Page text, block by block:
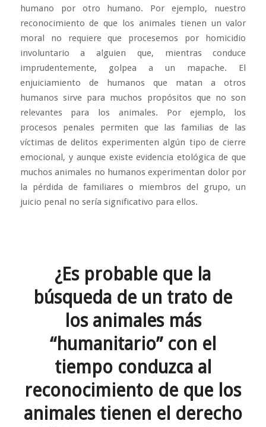
humano por otro humano. Por ejemplo, nuestro
reconocimiento de que los animales tienen un valor
moral no requiere que procesemos por homicidio
involuntario a alguien que, mientras conduce
imprudentemente, golpea a un mapache. El
enjuiciamiento de humanos que matan a otros
humanos sirve para muchos propósitos que no son
relevantes para los animales. Por ejemplo, los
procesos penales permiten que las familias de las
víctimas de delitos experimenten algún tipo de cierre
emocional, y aunque existe evidencia etológica de que
muchos animales no humanos experimentan dolor por
la pérdida de familiares o miembros del grupo, un
juicio penal no sería significativo para ellos.
¿Es probable que la
búsqueda de un trato de
los animales más
“humanitario” con el
tiempo conduzca al
reconocimiento de que los
animales tienen el derecho